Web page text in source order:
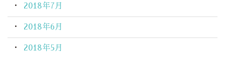
2018年7月
2018年6月
2018年5月